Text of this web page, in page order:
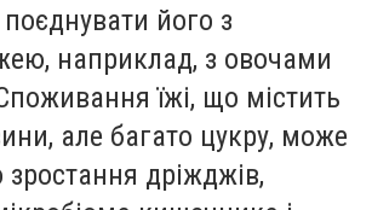
його з
наприклад, з овочами
їжі, що містить
але багато цукру, може
зростання дріжджів,